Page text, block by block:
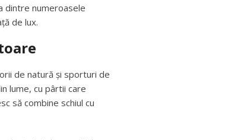
dintre numeroasele
de lux.
de natură și sporturi de
lume, cu pârtii care
să combine schiul cu